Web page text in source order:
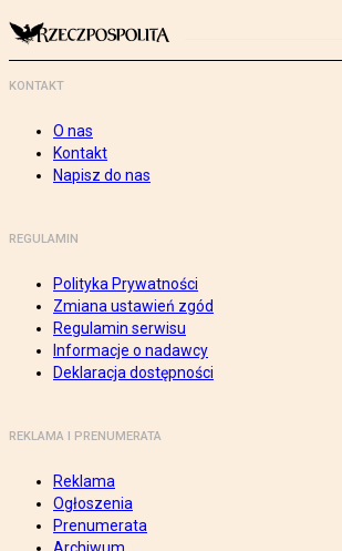
KONTAKT
O nas
Kontakt
Napisz do nas
REGULAMIN
Polityka Prywatności
Zmiana ustawień zgód
Regulamin serwisu
Informacje o nadawcy
Deklaracja dostępności
REKLAMA I PRENUMERATA
Reklama
Ogłoszenia
Prenumerata